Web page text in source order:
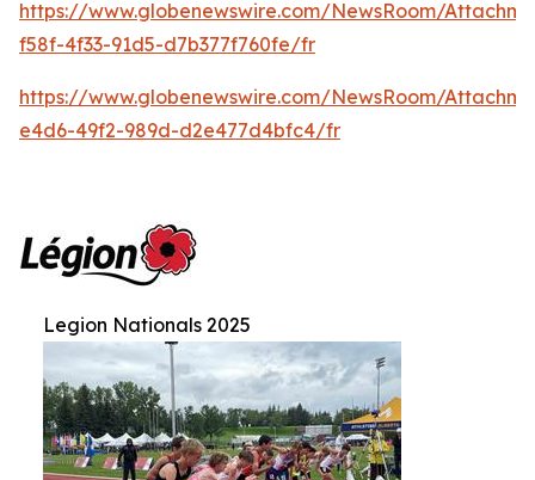
https://www.globenewswire.com/NewsRoom/
f58f-4f33-91d5-d7b377f760fe/fr
https://www.globenewswire.com/NewsRoom/
e4d6-49f2-989d-d2e477d4bfc4/fr
Legion Nationals 2025